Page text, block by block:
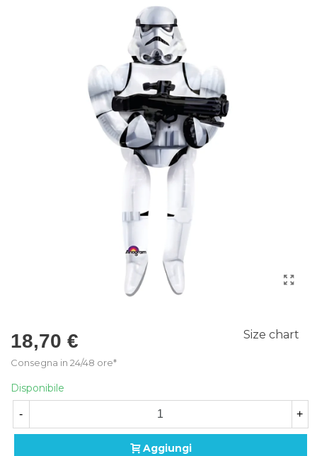
18,70 €
Consegna in 24/48 ore*
Size chart
Disponibile
- +
Aggiungi